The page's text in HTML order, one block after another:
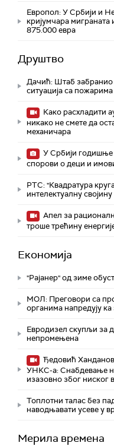
Европол: У Србији и
кријумчара миграната
875.000 евра
Друштво
Дачић: Штаб
ситуација са
Како расхладити
никако не смете да
механичара
У Србији
спорови о деци и
РТС: "Квадратура
интелектуалну својину
Апел за
троше трећину
Економија
"Рајанер" од зиме
МОЛ: Преговори са
органима напредују
Евродизел скупљи за
непромењена
Ђедовић
УНКС-а: Снабдевање
изазовно због ниског
Топлотни талас без
наводњавати усеве у
Мерила времена